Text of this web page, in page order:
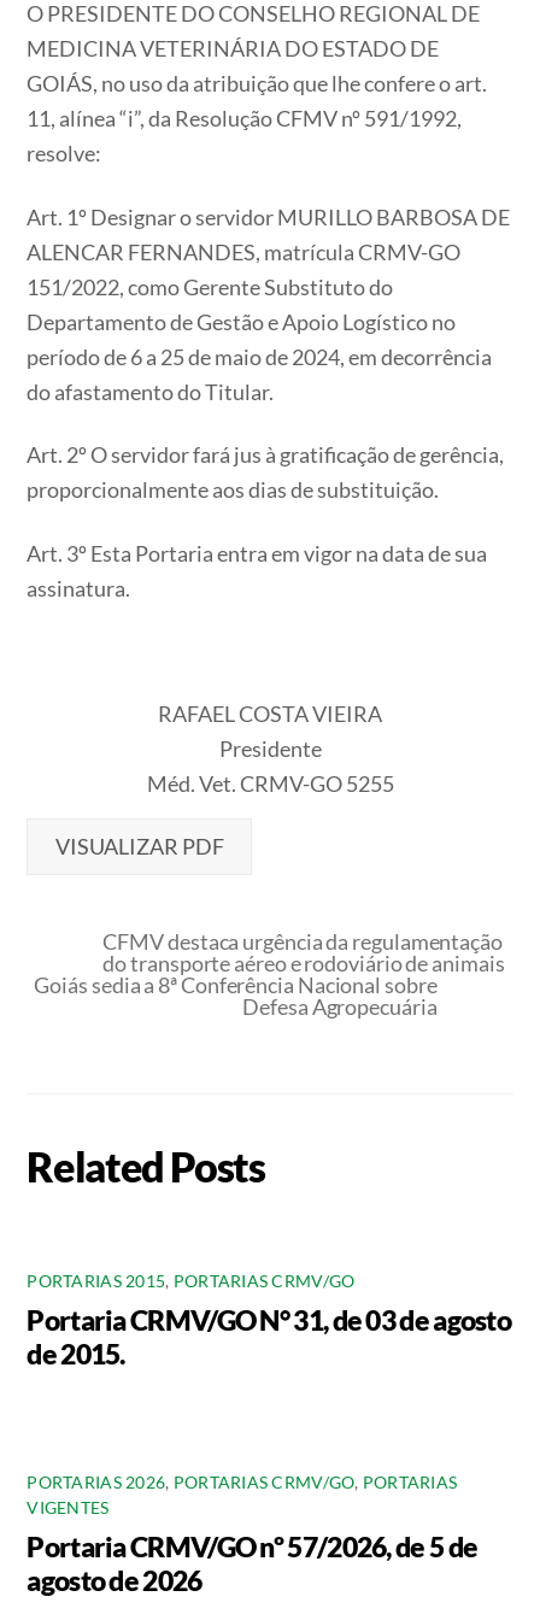
O PRESIDENTE DO CONSELHO REGIONAL DE
MEDICINA VETERINÁRIA DO ESTADO DE
GOIÁS, no uso da atribuição que lhe confere o art.
11, alínea “i”, da Resolução CFMV nº 591/1992,
resolve:
Art. 1º Designar o servidor MURILLO BARBOSA DE
ALENCAR FERNANDES, matrícula CRMV-GO
151/2022, como Gerente Substituto do
Departamento de Gestão e Apoio Logístico no
período de 6 a 25 de maio de 2024, em decorrência
do afastamento do Titular.
Art. 2º O servidor fará jus à gratificação de gerência,
proporcionalmente aos dias de substituição.
​​​​​​​Art. 3º Esta Portaria entra em vigor na data de sua
assinatura.
RAFAEL COSTA VIEIRA
Presidente
Méd. Vet. CRMV-GO 5255
VISUALIZAR PDF
CFMV destaca urgência da regulamentação
do transporte aéreo e rodoviário de animais
Goiás sedia a 8ª Conferência Nacional sobre
Defesa Agropecuária
Related Posts
PORTARIAS 2015, PORTARIAS CRMV/GO
Portaria CRMV/GO N° 31, de 03 de agosto
de 2015.
PORTARIAS 2026, PORTARIAS CRMV/GO, PORTARIAS
VIGENTES
Portaria CRMV/GO nº 57/2026, de 5 de
agosto de 2026